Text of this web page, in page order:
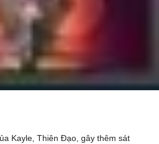
Kayle, Thiên Đạo, gây thêm sát